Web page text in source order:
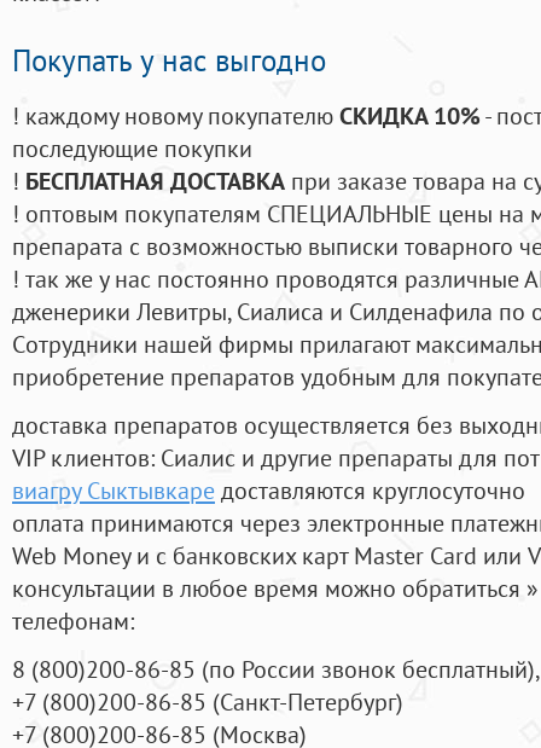
Покупать у нас выгодно
! каждому новому покупателюСКИДКА 10%-
последующие покупки
! БЕСПЛАТНАЯ ДОСТАВКА при заказе товара на
! оптовым покупателям СПЕЦИАЛЬНЫЕ цены на
препарата с возможностью выписки товарного
! так же у нас постоянно проводятся
дженерики Левитры, Сиалиса и Силденафила по
Cотрудники нашей фирмы прилагают
приобретение препаратов удобным для
доставка препаратов осуществляется без
VIP клиентов: Сиалис и другие препараты для
виагру Сыктывкаредоставляются круглосуточно
оплата принимаются через электронные
Web Money и с банковских карт Master Card или
консультации в любое время можно обратиться
телефонам:
8 (800)200-86-85 (по России звонок бесплатный),
+7 (800)200-86-85 (Санкт-Петербург)
+7 (800)200-86-85 (Москва)